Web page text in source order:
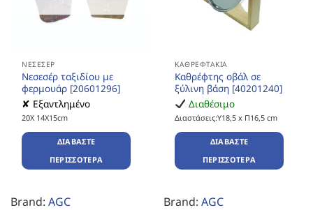
ΝΕΣΕΣΈΡ
Νεσεσέρ ταξιδίου με
φερμουάρ [20601296]
✘ Εξαντλημένο
20X 14X15cm
ΔΙΑΒΆΣΤΕ
ΠΕΡΙΣΣΌΤΕΡΑ
Brand: AGC
ΚΑΘΡΕΦΤΆΚΙΑ
Καθρέφτης οβάλ σε
ξύλινη βάση [40201240]
Διαθέσιμο
Διαστάσεις:Υ18,5 x Π16,5 cm
ΔΙΑΒΆΣΤΕ
ΠΕΡΙΣΣΌΤΕΡΑ
Brand: AGC